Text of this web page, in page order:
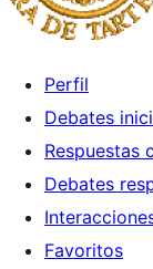
Perfil
Debates
Respuestas
Debates
Favoritos